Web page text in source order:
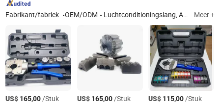
Fabrikant/fabriek OEM/ODM Luchtconditioningslang, Automatische luchtconditioningslang, Rubber slang, Auto A/C slang, Slangfitting, Persmachine Meer +
US$ 165,00/Stuk US$ 165,00/Stuk US$ 115,00/Stuk